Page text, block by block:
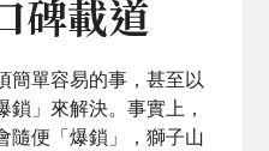
碑載道
簡單容易的事，甚至以
」來解決。事實上，
隨便「爆鎖」，獅子山